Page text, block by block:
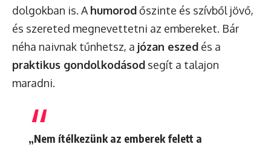
dolgokban is. Ahumorodőszinte és szívből jövő,
és szereted megnevettetni az embereket. Bár
néha naivnak tűnhetsz, a józan eszed és a
praktikus gondolkodásod segít a talajon
maradni.
„Nem ítélkezünk az emberek felett a